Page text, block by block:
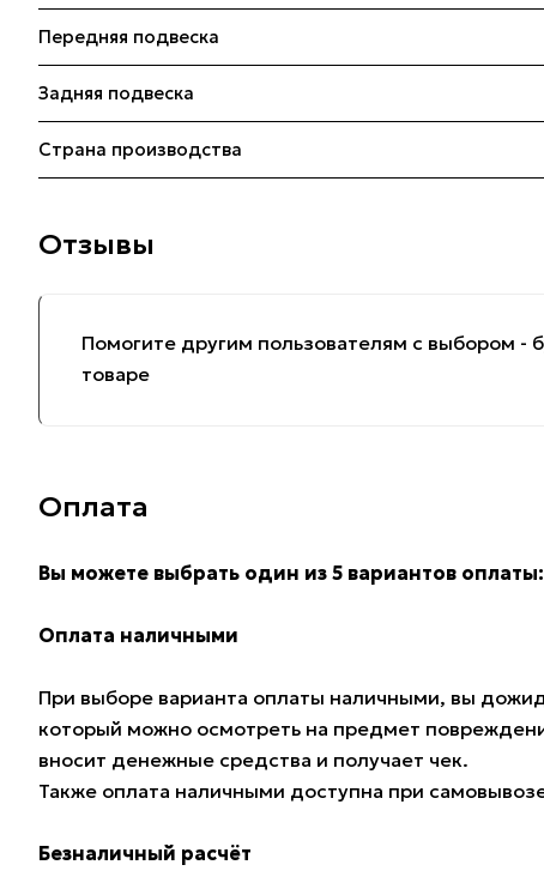
Передняя подвеска
Задняя подвеска
Страна производства
Отзывы
Помогите другим пользователям с выбором -
товаре
Оплата
Вы можете выбрать один из 5 вариантов оплаты:
Оплата наличными
При выборе варианта оплаты наличными, вы
который можно осмотреть на предмет
вносит денежные средства и получает чек.
Также оплата наличными доступна при
Безналичный расчёт